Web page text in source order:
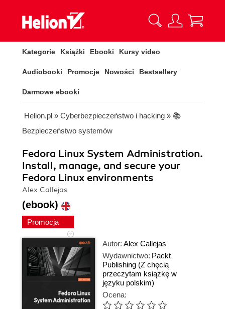
Kategorie Książki Ebooki Kursy video
Audiobooki Promocje Nowości Bestsellery
Darmowe ebooki
Helion.pl » Cyberbezpieczeństwo i hacking » 📚
Bezpieczeństwo systemów
Fedora Linux System Administration.
Install, manage, and secure your
Fedora Linux environments
Alex Callejas
(ebook)
Promocja
Autor: Alex Callejas
Wydawnictwo: Packt
Publishing (Z chęcią
przeczytam książkę w
języku polskim)
Ocena: